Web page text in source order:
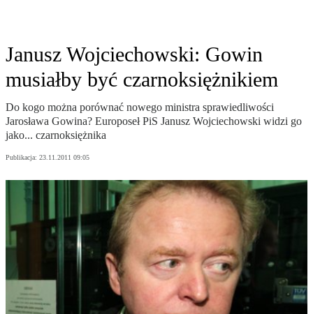
Janusz Wojciechowski: Gowin
musiałby być czarnoksiężnikiem
Do kogo można porównać nowego ministra sprawiedliwości
Jarosława Gowina? Europoseł PiS Janusz Wojciechowski widzi go
jako... czarnoksiężnika
Publikacja: 23.11.2011 09:05